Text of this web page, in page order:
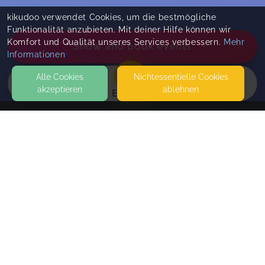
EVENTS
Show and book events
kikudoo verwendet Cookies, um die bestmögliche
Funktionalität anzubieten. Mit deiner Hilfe können wir
Komfort und Qualität unseres Services verbessern. Mehr
Informationen
Alle Cookies
akzeptieren
Nicht­essentielle Cookies
ablehnen